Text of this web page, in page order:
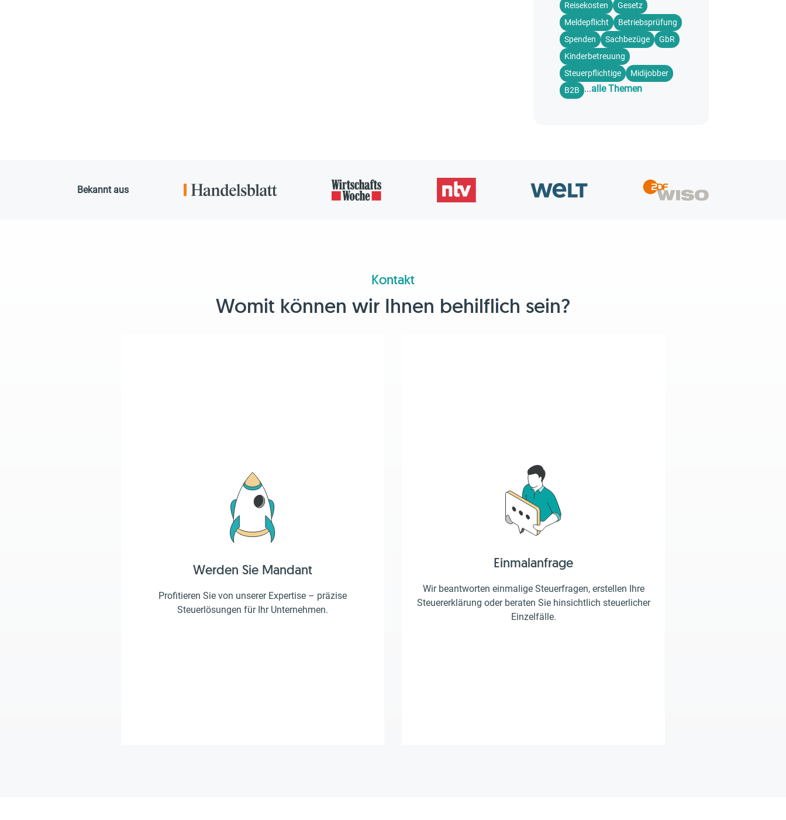
Reisekosten
Gesetz
Meldepflicht
Betriebsprüfung
Spenden
Sachbezüge
GbR
Kinderbetreuung
Steuerpflichtige
Midijobber
B2B
...alle Themen
Bekannt aus
Kontakt
Womit können wir Ihnen behilflich sein?
Werden Sie Mandant
Profitieren Sie von unserer Expertise – präzise
Steuerlösungen für Ihr Unternehmen.
Einmalanfrage
Wir beantworten einmalige Steuerfragen, erstellen Ihre
Steuererklärung oder beraten Sie hinsichtlich steuerlicher
Einzelfälle.